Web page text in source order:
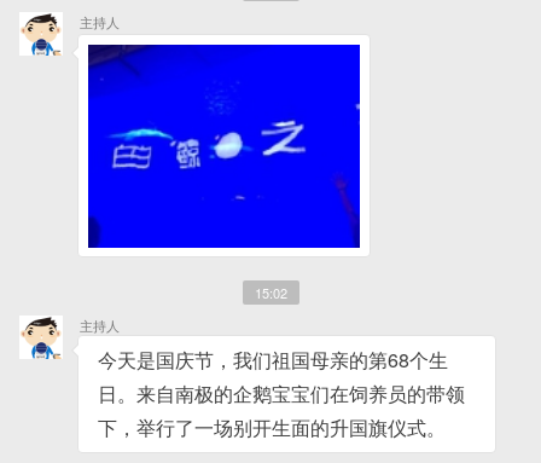
主持人
15:02
主持人
今天是国庆节，我们祖国母亲的第68个生
日。来自南极的企鹅宝宝们在饲养员的带领
下，举行了一场别开生面的升国旗仪式。